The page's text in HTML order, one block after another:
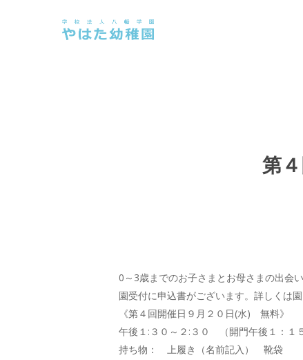
第
0～3歳までのお子さまとお母さまの出会
園受付に申込書がございます。詳しくは園
《第４回開催日９月２０日(水) 無料》
午後１:３０～２:３０ （開門午後１：１５
持ち物： 上履き（名前記入） 靴袋